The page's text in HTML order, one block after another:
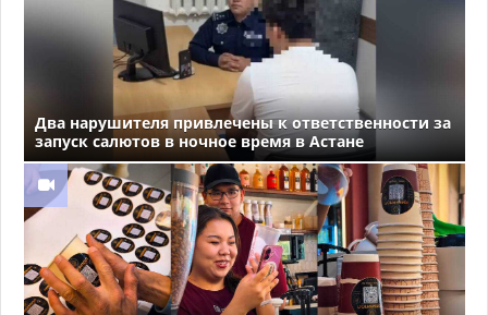
Два нарушителя привлечены к ответственности за
запуск салютов в ночное время в Астане